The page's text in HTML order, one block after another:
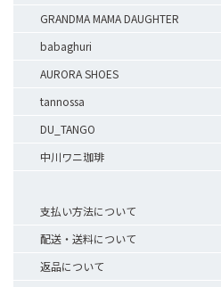
GRANDMA MAMA DAUGHTER
babaghuri
AURORA SHOES
tannossa
DU_TANGO
中川ワニ珈琲
支払い方法について
配送・送料について
返品について